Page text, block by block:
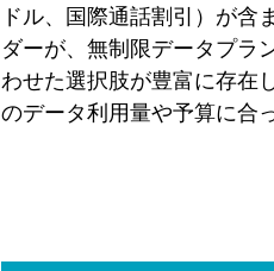
ドル、国際通話割引）が含
ダーが、無制限データプラ
わせた選択肢が豊富に存在
のデータ利用量や予算に合